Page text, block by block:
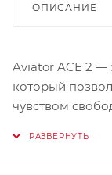
ОПИСАНИЕ
Aviator ACE 2 —
который
чувством